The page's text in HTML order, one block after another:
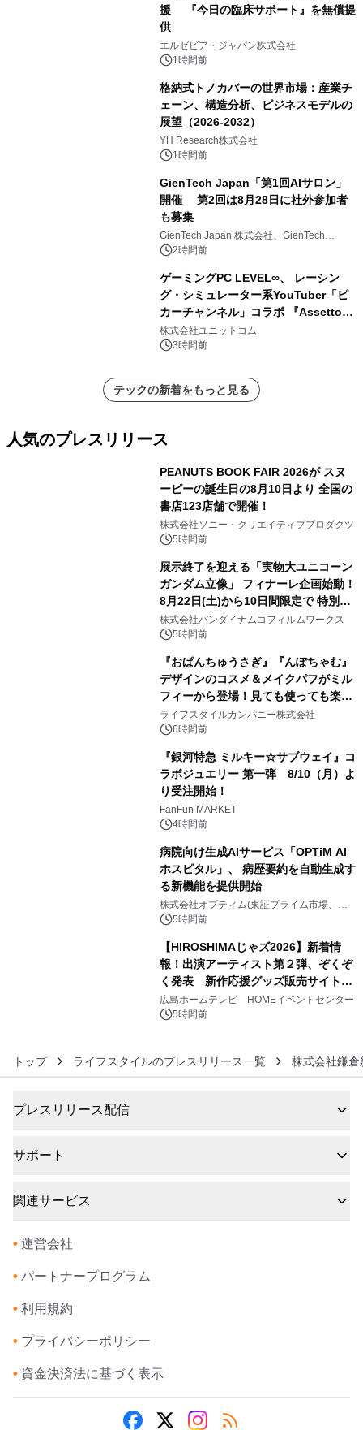
援 『今日の臨床サポート』を無償提
供
エルゼビア・ジャパン株式会社
1時間前
格納式トノカバーの世界市場：産業チ
ェーン、構造分析、ビジネスモデルの
展望（2026-2032）
YH Research株式会社
1時間前
GienTech Japan「第1回AIサロン」
開催 第2回は8月28日に社外参加者
も募集
GienTech Japan 株式会社、GienTech
Consulting Japan 株式会社
2時間前
ゲーミングPC LEVEL∞、 レーシン
グ・シミュレーター系YouTuber「ピ
カーチャンネル」コラボ 『Assetto
Corsa EVO』推奨パソコン販売中
株式会社ユニットコム
3時間前
テックの新着をもっと見る
人気のプレスリリース
PEANUTS BOOK FAIR 2026が スヌ
ーピーの誕生日の8月10日より 全国の
書店123店舗で開催！
株式会社ソニー・クリエイティブプロダクツ
5時間前
展示終了を迎える「実物大ユニコーン
ガンダム立像」 フィナーレ企画始動！
8月22日(土)から10日間限定で 特別映
像『UNICORN GUNDAM Statue ―
BEYOND POSSIBILITY ―』を上映！
株式会社バンダイナムコフィルムワークス
5時間前
『おぱんちゅうさぎ』『んぽちゃむ』
デザインのコスメ＆メイクパフがミル
フィーから登場！見ても使っても楽し
い、ポップでキュートなコレクショ
ン。
ライフスタイルカンパニー株式会社
6時間前
『銀河特急 ミルキー☆サブウェイ』コ
ラボジュエリー 第一弾 8/10（月）よ
り受注開始！
FanFun MARKET
4時間前
病院向け生成AIサービス「OPTiM AI
ホスピタル」、 病歴要約を自動生成す
る新機能を提供開始
株式会社オプティム(東証プライム市場、コ
ード：3694)
5時間前
【HIROSHIMAじゃズ2026】新着情
報！出演アーティスト第２弾、ぞくぞ
く発表 新作応援グッズ販売サイトも
同時オープンします！
広島ホームテレビ HOMEイベントセンター
5時間前
トップ ライフスタイルのプレスリリース一覧 株式会社鎌倉
プレスリリース配信
サポート
関連サービス
• 運営会社
• パートナープログラム
• 利用規約
• プライバシーポリシー
• 資金決済法に基づく表示